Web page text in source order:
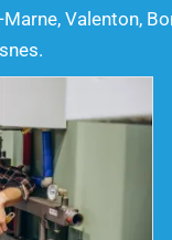
Valenton,